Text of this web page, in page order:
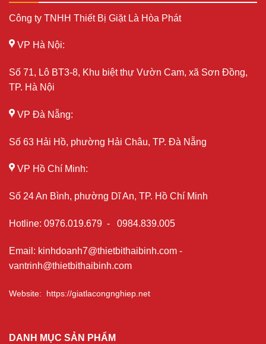
Công ty TNHH Thiết Bị Giặt Là Hòa Phát
VP Hà Nội:
Số 71, Lô BT3-8, Khu biệt thự Vườn Cam, xã Sơn Đồng,
TP. Hà Nội
VP Đà Nẵng:
Số 63 Hải Hồ, phường Hải Châu, TP. Đà Nẵng
VP Hồ Chí Minh:
Số 24 An Bình, phường Dĩ An, TP. Hồ Chí Minh
Hotline: 0976.019.679 - 0984.839.005
Email : kinhdoanh7@thietbithaibinh.com -
vantrinh@thietbithaibinh.com
Website: https://giatlacongnghiep.net
DANH MỤC SẢN PHẨM